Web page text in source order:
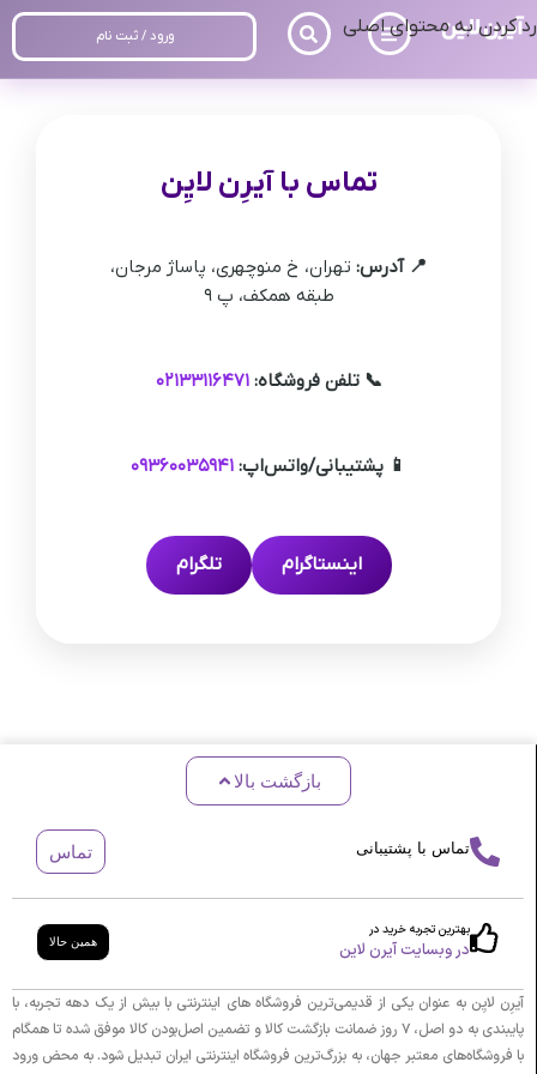
رد کردن به محتوای اصلی ورود / ثبت نام
تماس با آیرِن لایِن
📍 آدرس: تهران، خ منوچهری، پاساژ مرجان،
طبقه همکف، پ ۹
📞 تلفن فروشگاه: ۰۲۱۳۳۱۱۶۴۷۱
📱 پشتیبانی/واتس‌اپ: ۰۹۳۶۰۰۳۵۹۴۱
اینستاگرام تلگرام
بازگشت بالا
تماس با پشتیبانی تماس
بهترین تجربه خرید در
در وبسایت آیرن لاین همین حالا
آیرِن لایِن به عنوان یکی از قدیمی‌ترین فروشگاه های اینترنتی با بیش از یک دهه تجربه، با
پایبندی به دو اصل، ۷ روز ضمانت بازگشت کالا و تضمین اصل‌بودن کالا موفق شده تا همگام
با فروشگاه‌های معتبر جهان، به بزرگ‌ترین فروشگاه اینترنتی ایران تبدیل شود. به محض ورود